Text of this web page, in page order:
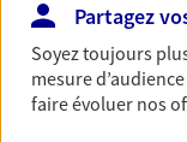
Partagez
Soyez toujours
mesure
faire évoluer nos